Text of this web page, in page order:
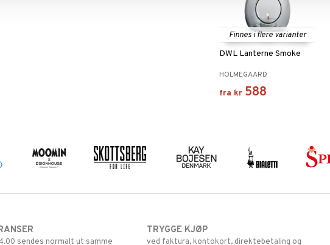
Finnes i flere varianter
DWL Lanterne Smoke
HOLMEGAARD
fra kr 588
sendes normalt ut samme
TRYGGE KJØP
ved faktura, kontokort, direktebetaling og